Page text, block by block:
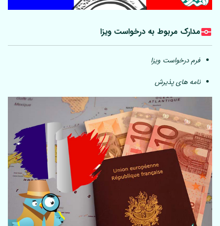
مدارک مربوط به درخواست ویزا
فرم درخواست ویزا
نامه های پذیرش